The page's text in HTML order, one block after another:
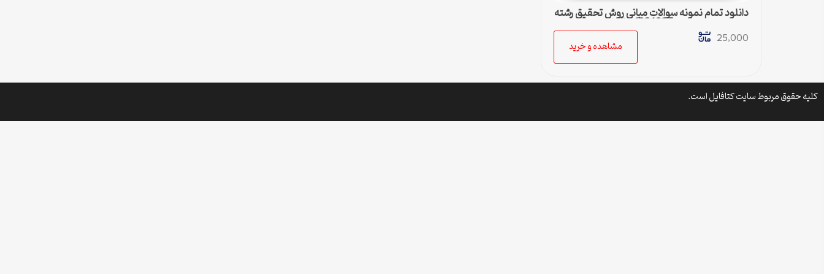
دانلود تمام نمونه سوالات مبانی روش تحقیق رشته
مدیریت صنعتی کد 1221035 پیام نور
25,000
مشاهده و خرید
کلیه حقوق مربوط سایت کتافایل است.